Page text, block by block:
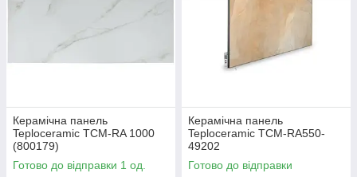
Керамічна панель
Teploceramic TCM-RA 1000
(800179)
Готово до відправки 1 од.
Керамічна панель
Teploceramic TCM-RA550-
49202
Готово до відправки